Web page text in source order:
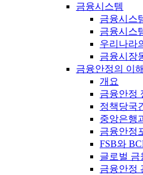
금융시스템
금융시스
금융시스
우리나라
금융시장
금융안정의 이해
개요
금융안정
정책당국
중앙은행
금융안정
FSB와
글로벌 금
금융안정